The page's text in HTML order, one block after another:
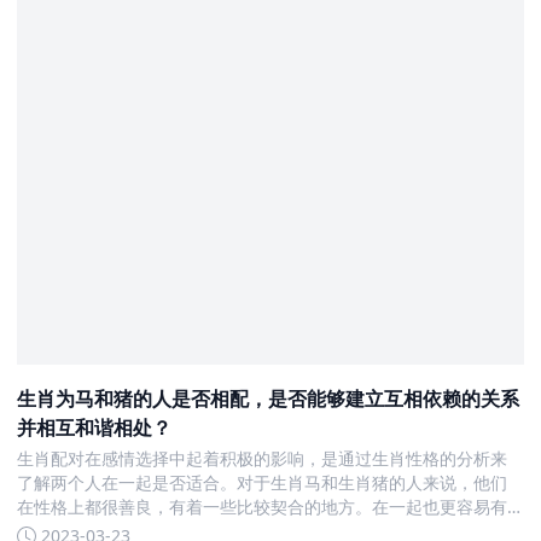
生肖为马和猪的人是否相配，是否能够建立互相依赖的关系
并相互和谐相处？
生肖配对在感情选择中起着积极的影响，是通过生肖性格的分析来
了解两个人在一起是否适合。对于生肖马和生肖猪的人来说，他们
在性格上都很善良，有着一些比较契合的地方。在一起也更容易有
着共同的话题，能够收获幸福的婚姻。 生肖马和生肖猪的配对，会
2023-03-23